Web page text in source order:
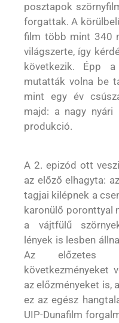
posztapok
forgattak. A
film több mint 340
világszerte, így
következik. Épp
mutatták volna be
mint egy év
majd: a nagy nyári
produkció.
A 2. epizód ott
az előző elhagyta:
tagjai kilépnek a
karonülő poronttyal
a vájtfülű
lények is lesben
Az előzetes
következményeket
az előzményeket is,
ez az egész
UIP-Dunafilm